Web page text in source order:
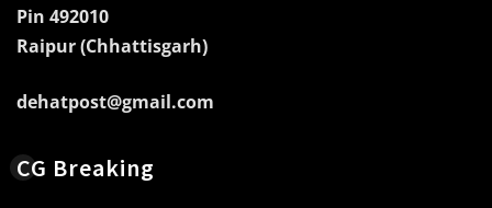
Pin 492010
Raipur (Chhattisgarh)
dehatpost@gmail.com
CG Breaking